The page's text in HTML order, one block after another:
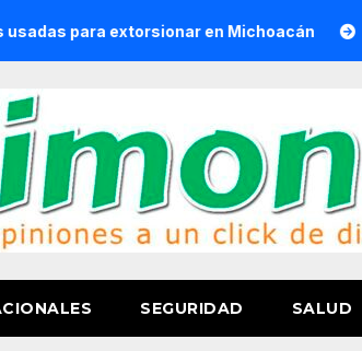
extorsionar en Michoacán Convoca
SEGURIDAD SALUD